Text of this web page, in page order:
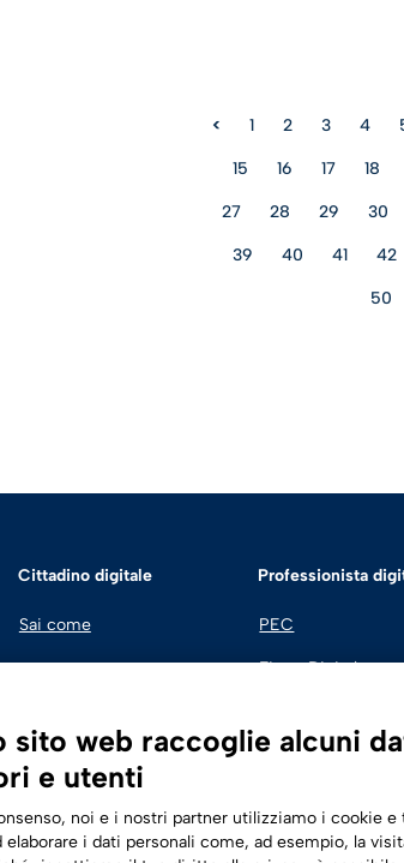
< 1 2 3 4
15 16 17 18
27 28 29 30
39 40 41 42
50
Cittadino digitale
Sai come
Professionista
PEC
Firma Digitale
SPID | Identità
Cloud
sito web raccoglie alcuni
e utenti
noi e i nostri partner utilizziamo i cookie
elaborare i dati personali come, ad esempio, la